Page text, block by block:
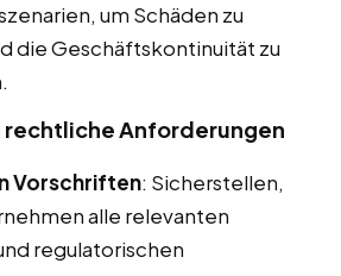
um Schäden zu
die Geschäftskontinuität zu
rechtliche Anforderungen
Vorschriften: Sicherstellen,
alle relevanten
regulatorischen